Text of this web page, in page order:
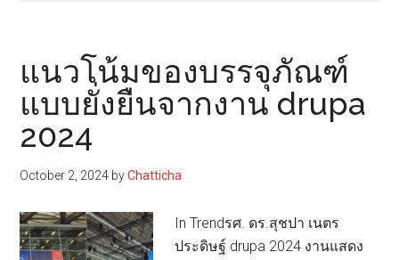
เดีย
10
อันดับ
แนวโน้มของบรรจุภัณฑ์
แบบยั่งยืนจากงาน drupa
2024
October 2, 2024 byChatticha
In Trendรศ. ดร.สุชปา เนตร
ประดิษฐ์ drupa 2024 งานแสดง